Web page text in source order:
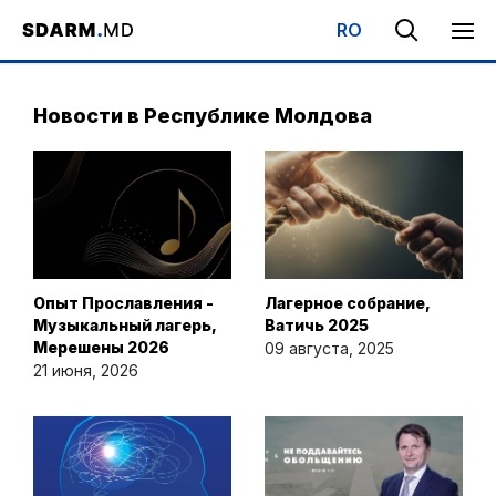
RO
Начало / События / Новости в Республике Молдова
Новости в Республике Молдова
Опыт Прославления -
Музыкальный лагерь,
Мерешены 2026
21 июня, 2026
Лагерное собрание,
Ватичь 2025
09 августа, 2025